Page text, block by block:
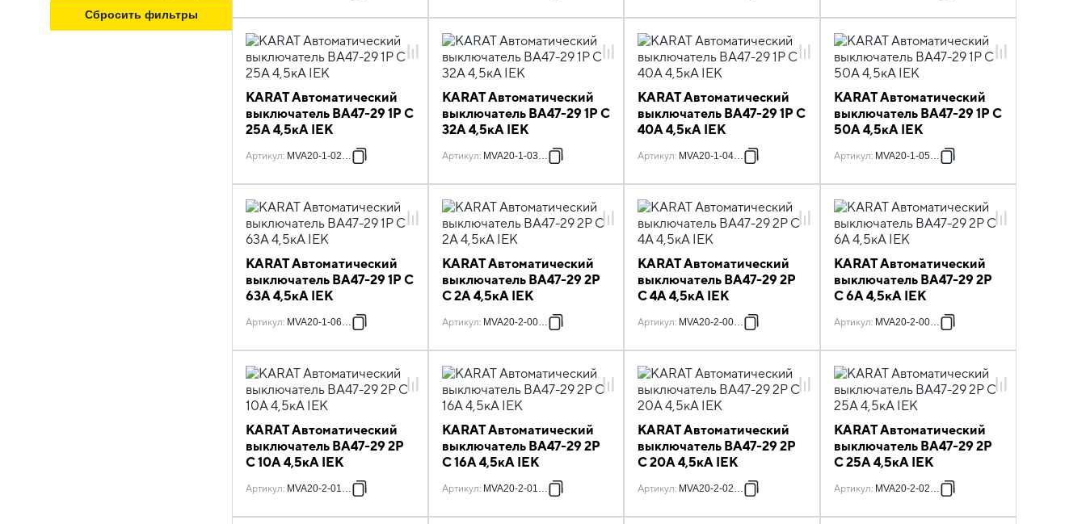
Сбросить фильтры
KARAT Автоматический
выключатель ВА47-29 1P C
25А 4,5кА IEK
Артикул: MVA20-1-025-C
KARAT Автоматический
выключатель ВА47-29 1P C
32А 4,5кА IEK
Артикул: MVA20-1-032-C
KARAT Автоматический
выключатель ВА47-29 1P C
40А 4,5кА IEK
Артикул: MVA20-1-040-C
KARAT Автоматический
выключатель ВА47-29 1P C
50А 4,5кА IEK
Артикул: MVA20-1-050-C
KARAT Автоматический
выключатель ВА47-29 1P C
63А 4,5кА IEK
Артикул: MVA20-1-063-C
KARAT Автоматический
выключатель ВА47-29 2P
C 2А 4,5кА IEK
Артикул: MVA20-2-002-C
KARAT Автоматический
выключатель ВА47-29 2P
C 4А 4,5кА IEK
Артикул: MVA20-2-004-C
KARAT Автоматический
выключатель ВА47-29 2P
C 6А 4,5кА IEK
Артикул: MVA20-2-006-C
KARAT Автоматический
выключатель ВА47-29 2P
C 10А 4,5кА IEK
Артикул: MVA20-2-010-C
KARAT Автоматический
выключатель ВА47-29 2P
C 16А 4,5кА IEK
Артикул: MVA20-2-016-C
KARAT Автоматический
выключатель ВА47-29 2P
C 20А 4,5кА IEK
Артикул: MVA20-2-020-C
KARAT Автоматический
выключатель ВА47-29 2P
C 25А 4,5кА IEK
Артикул: MVA20-2-025-C